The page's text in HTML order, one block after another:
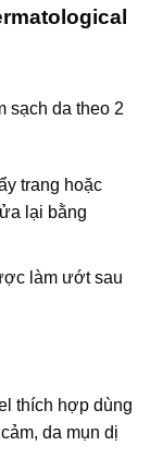
sạch da theo 2
trang hoặc
lại bằng
làm ướt sau
thích hợp dùng
da mụn dị